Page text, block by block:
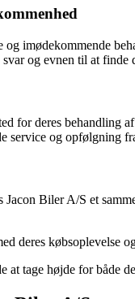
imødekommende
og evnen til at finde
for deres behandling
service og opfølgning
Jacon Biler A/S et
deres købsoplevelse
at tage højde for både